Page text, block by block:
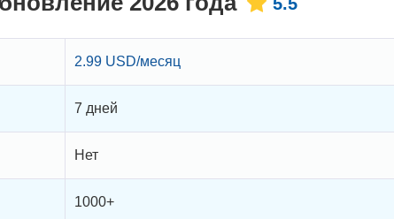
2.99 USD/месяц
7 дней
Нет
1000+